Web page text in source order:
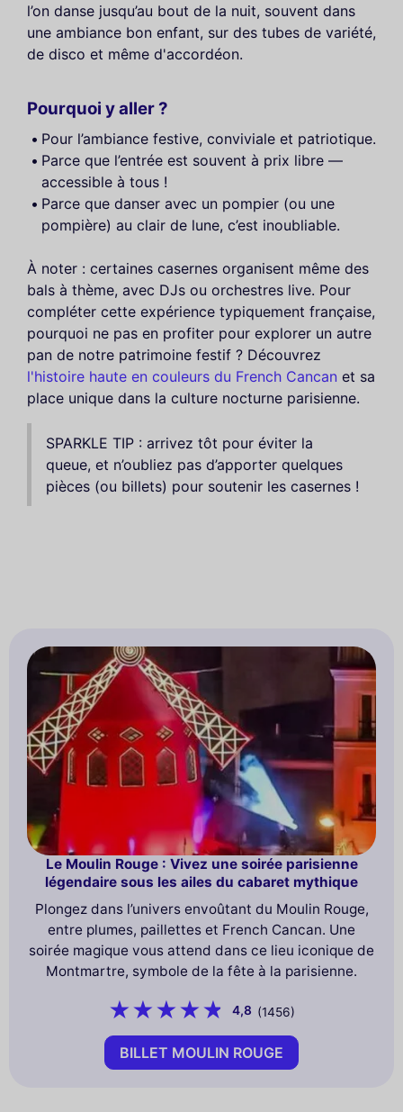
l’on danse jusqu’au bout de la nuit, souvent dans
une ambiance bon enfant, sur des tubes de variété,
de disco et même d'accordéon.
Pourquoi y aller ?
Pour l’ambiance festive, conviviale et patriotique.
Parce que l’entrée est souvent à prix libre —
accessible à tous !
Parce que danser avec un pompier (ou une
pompière) au clair de lune, c’est inoubliable.
À noter : certaines casernes organisent même des
bals à thème, avec DJs ou orchestres live. Pour
compléter cette expérience typiquement française,
pourquoi ne pas en profiter pour explorer un autre
pan de notre patrimoine festif ? Découvrez
l'histoire haute en couleurs du French Cancan et sa
place unique dans la culture nocturne parisienne.
SPARKLE TIP : arrivez tôt pour éviter la
queue, et n’oubliez pas d’apporter quelques
pièces (ou billets) pour soutenir les casernes !
Le Moulin Rouge : Vivez une soirée parisienne
légendaire sous les ailes du cabaret mythique
Plongez dans l’univers envoûtant du Moulin Rouge,
entre plumes, paillettes et French Cancan. Une
soirée magique vous attend dans ce lieu iconique de
Montmartre, symbole de la fête à la parisienne.
4,8 (1456)
BILLET MOULIN ROUGE